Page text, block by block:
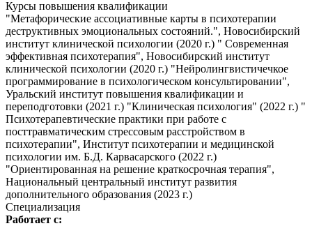
Курсы повышения квалификации
"Метафорические ассоциативные карты в психотерапии
деструктивных эмоциональных состояний.", Новосибирский
институт клинической психологии (2020 г.) " Современная
эффективная психотерапия", Новосибирский институт
клинической психологии (2020 г.) "Нейролингвистичечкое
программирование в психологическом консультировании",
Уральский институт повышения квалификации и
переподготовки (2021 г.) "Клиническая психология" (2022 г.) "
Психотерапевтические практики при работе с
посттравматическим стрессовым расстройством в
психотерапии", Институт психотерапии и медицинской
психологии им. Б.Д. Карвасарского (2022 г.)
"Ориентированная на решение краткосрочная терапия",
Национальный центральный институт развития
дополнительного образования (2023 г.)
Специализация
Работает с: